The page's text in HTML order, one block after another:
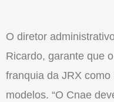
O diretor
Ricardo, garante que
franquia da JRX
modelos. “O Cnae